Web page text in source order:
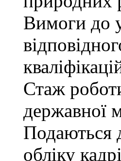
Вимоги до
Стаж
державної
Подаються
обліку